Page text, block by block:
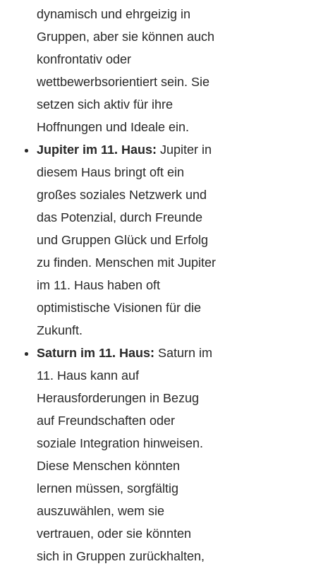
dynamisch und ehrgeizig in
Gruppen, aber sie können auch
konfrontativ oder
wettbewerbsorientiert sein. Sie
setzen sich aktiv für ihre
Hoffnungen und Ideale ein.
Jupiter im 11. Haus: Jupiter in
diesem Haus bringt oft ein
großes soziales Netzwerk und
das Potenzial, durch Freunde
und Gruppen Glück und Erfolg
zu finden. Menschen mit Jupiter
im 11. Haus haben oft
optimistische Visionen für die
Zukunft.
Saturn im 11. Haus: Saturn im
11. Haus kann auf
Herausforderungen in Bezug
auf Freundschaften oder
soziale Integration hinweisen.
Diese Menschen könnten
lernen müssen, sorgfältig
auszuwählen, wem sie
vertrauen, oder sie könnten
sich in Gruppen zurückhalten,